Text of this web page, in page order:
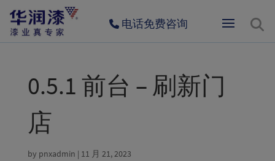
电话免费咨询
0.5.1 前台 – 刷新门
店
by pnxadmin | 11 月 21, 2023